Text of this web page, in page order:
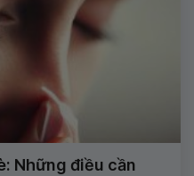
Những điều cần